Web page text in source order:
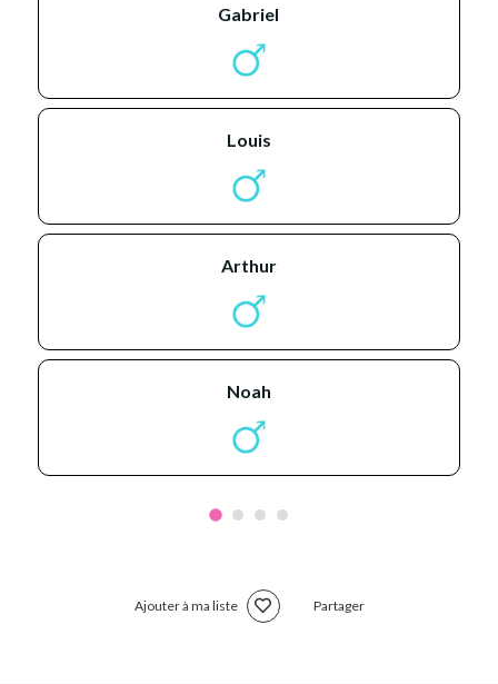
gabriel
louis
arthur
noah
Ajouter à ma liste Partager